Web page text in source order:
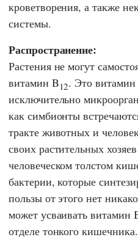
кроветворения, а также
системы.
Распространение:
Растения не могут
витамин B12. Это витамин
исключительно
как симбионты
тракте животных и
своих растительных
человеческом толстом
бактерии, которые
пользы от этого нет
может усваивать витамин
отделе тонкого кишечника.